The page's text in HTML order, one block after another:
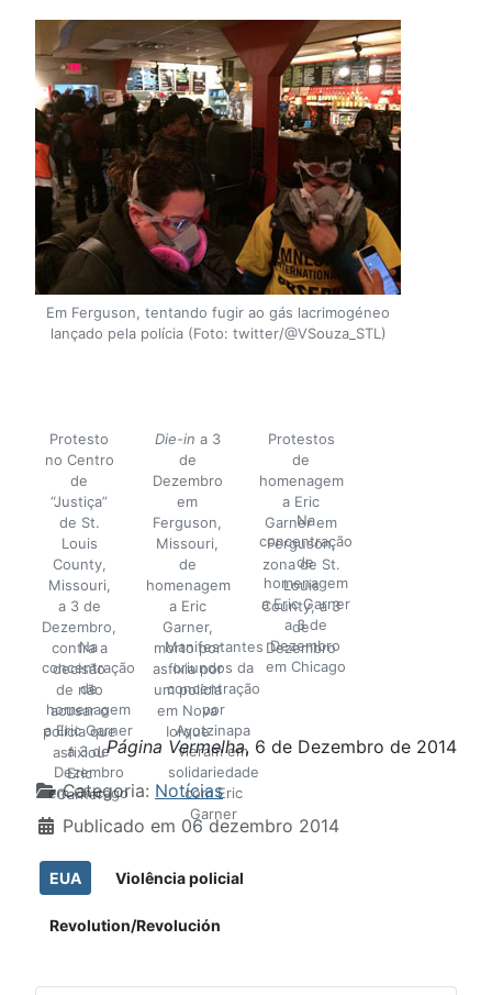
Em Ferguson, tentando fugir ao gás lacrimogéneo
lançado pela polícia (Foto: twitter/@VSouza_STL)
Protesto
no Centro
de
“Justiça”
de St.
Louis
County,
Missouri,
a 3 de
Dezembro,
contra a
decisão
de não
acusar o
polícia que
asfixiou
Eric
Garner
Die-in a 3
de
Dezembro
em
Ferguson,
Missouri,
de
homenagem
a Eric
Garner,
morto por
asfixia por
um polícia
em Nova
Iorque
Protestos
de
homenagem
a Eric
Garner em
Ferguson,
zona de St.
Louis
County, a 3
de
Dezembro
Na
concentração
de
homenagem
a Eric Garner
a 3 de
Dezembro
em Chicago
Na
concentração
de
homenagem
a Eric Garner
a 3 de
Dezembro
em Chicago
Manifestantes
oriundos da
concentração
por
Ayotzinapa
vieram em
solidariedade
com Eric
Garner
Página Vermelha, 6 de Dezembro de 2014
Detalhes
Categoria: Notícias
Publicado em 06 dezembro 2014
EUA Violência policial
Revolution/Revolución